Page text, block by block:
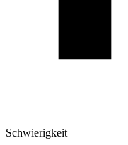
Schwierigkeit